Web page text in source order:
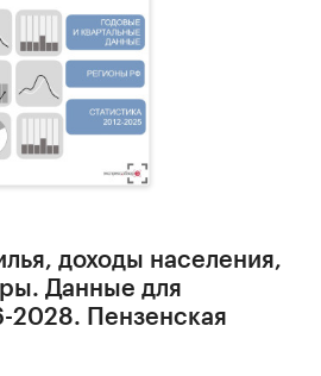
доходы населения,
Данные для
2028. Пензенская